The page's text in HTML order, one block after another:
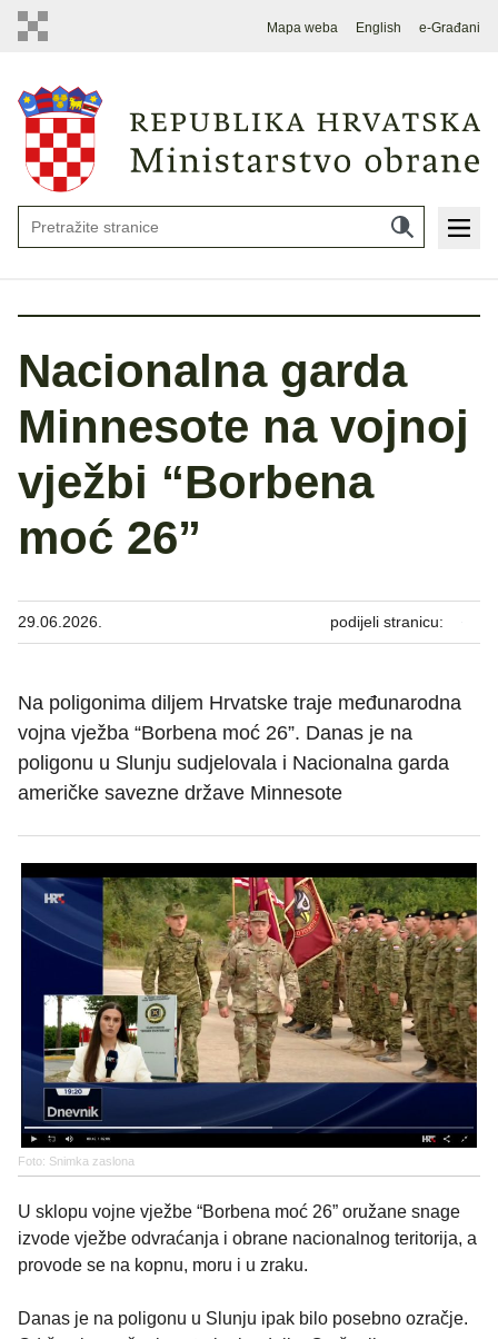
Mapa weba English e-Građani
Nacionalna garda
Minnesote na vojnoj
vježbi “Borbena
moć 26”
29.06.2026. podijeli stranicu:
Na poligonima diljem Hrvatske traje međunarodna
vojna vježba “Borbena moć 26”. Danas je na
poligonu u Slunju sudjelovala i Nacionalna garda
američke savezne države Minnesote
Foto: Snimka zaslona
U sklopu vojne vježbe “Borbena moć 26” oružane snage
izvode vježbe odvraćanja i obrane nacionalnog teritorija, a
provode se na kopnu, moru i u zraku.
Danas je na poligonu u Slunju ipak bilo posebno ozračje.